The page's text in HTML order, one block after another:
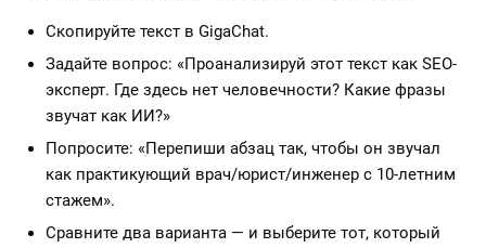
Скопируйте текст в GigaChat.
Задайте вопрос: «Проанализируй этот текст как SEO-
эксперт. Где здесь нет человечности? Какие фразы
звучат как ИИ?»
Попросите: «Перепиши абзац так, чтобы он звучал
как практикующий врач/юрист/инженер с 10-летним
стажем».
Сравните два варианта — и выберите тот, который